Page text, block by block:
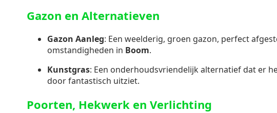
Gazon en Alternatieven
Gazon Aanleg: Een weelderig, groen gazon, perfect
omstandigheden in Boom.
Kunstgras: Een onderhoudsvriendelijk alternatief dat er
door fantastisch uitziet.
Poorten, Hekwerk en Verlichting